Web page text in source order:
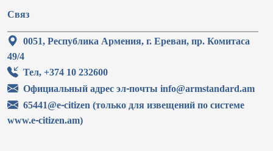
Связ
0051, Республика Армения, г. Ереван, пр. Комитаса
49/4
Тел, +374 10 232600
Официальный адрес эл-почты info@armstandard.am
65441@e-citizen (только для извещений по системе
www.e-citizen.am)